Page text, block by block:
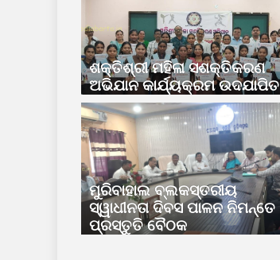
ଶକ୍ତିଶ୍ରୀ ମହିଳା ସଶକ୍ତିକରଣ
ଅଭିଯାନ କାର୍ଯ୍ୟକ୍ରମ ଉଦଯାପିତ
ମୁରିବାହାଲ ବ୍ଲକସ୍ତରୀୟ
ସ୍ୱାଧୀନତା ଦିବସ ପାଳନ ନିମନ୍ତେ
ପ୍ରସ୍ତୁତି ବୈଠକ
ସଶକ୍ତିକରଣ ଅଭିଯାନ